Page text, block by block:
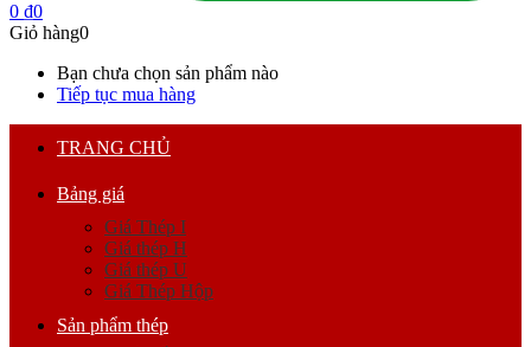
0 ₫0
Giỏ hàng0
Bạn chưa chọn sản phẩm nào
Tiếp tục mua hàng
TRANG CHỦ
Bảng giá
Giá Thép I
Giá thép H
Giá thép U
Giá Thép Hộp
Sản phẩm thép